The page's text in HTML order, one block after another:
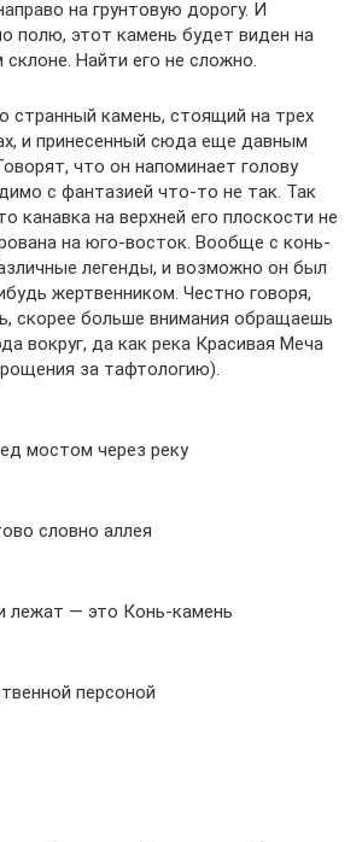
на грунтовую дорогу. И
полю, этот камень будет виден на
Найти его не сложно.
странный камень, стоящий на трех
и принесенный сюда еще давным
что он напоминает голову
с фантазией что-то не так. Так
канавка на верхней его плоскости не
на юго-восток. Вообще с конь-
легенды, и возможно он был
жертвенником. Честно говоря,
скорее больше внимания обращаешь
вокруг, да как река Красивая Меча
за тафтологию).
мостом через реку
словно аллея
лежат — это Конь-камень
персоной